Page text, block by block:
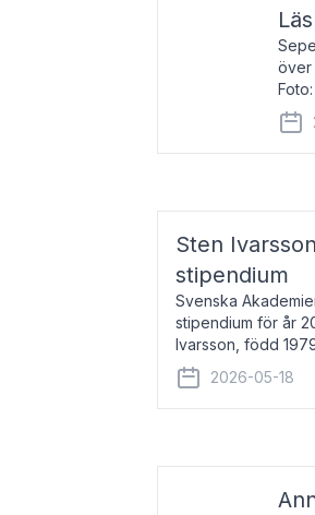
över
Sten
stipendium
Svenska
stipendium för år
Ivarsson, född
Trelleborg. Här har
2026-05-18